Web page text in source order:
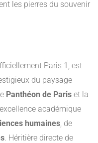
les pierres du souvenir
Paris 1, est
du paysage
Panthéon de Paris et la
académique
humaines, de
. Héritière directe de